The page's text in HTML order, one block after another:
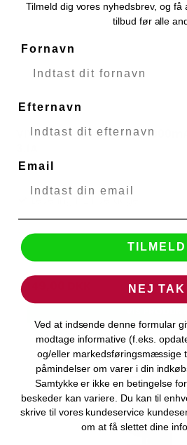
VIVANCO Power Bank
50059
299,00 DKK
Tilmeld dig vores nyhedsbrev, og få
tilbud før alle
Fornavn
Efternavn
Email
TILMELD
NEJ TAK
Ved at indsende denne formular
modtage informative (f.eks.
og/eller markedsføringsmæssige
påmindelser om varer i din
Samtykke er ikke en betingelse
beskeder kan variere. Du kan til
skrive til vores kundeservice
om at få slettet dine